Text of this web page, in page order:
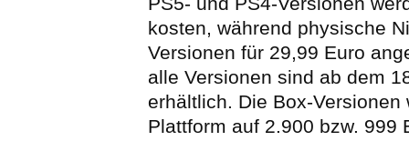
kosten, während physische
Versionen für 29,99 Euro
alle Versionen sind ab dem
erhältlich. Die Box-Versionen
Plattform auf 2.900 bzw. 999